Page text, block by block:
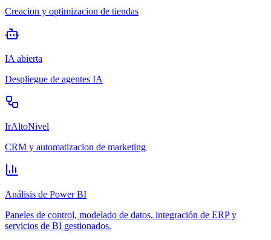
Creacion y optimizacion de tiendas
IA abierta
Despliegue de agentes IA
IrAltoNivel
CRM y automatizacion de marketing
Análisis de Power BI
Paneles de control, modelado de datos, integración de ERP y
servicios de BI gestionados.